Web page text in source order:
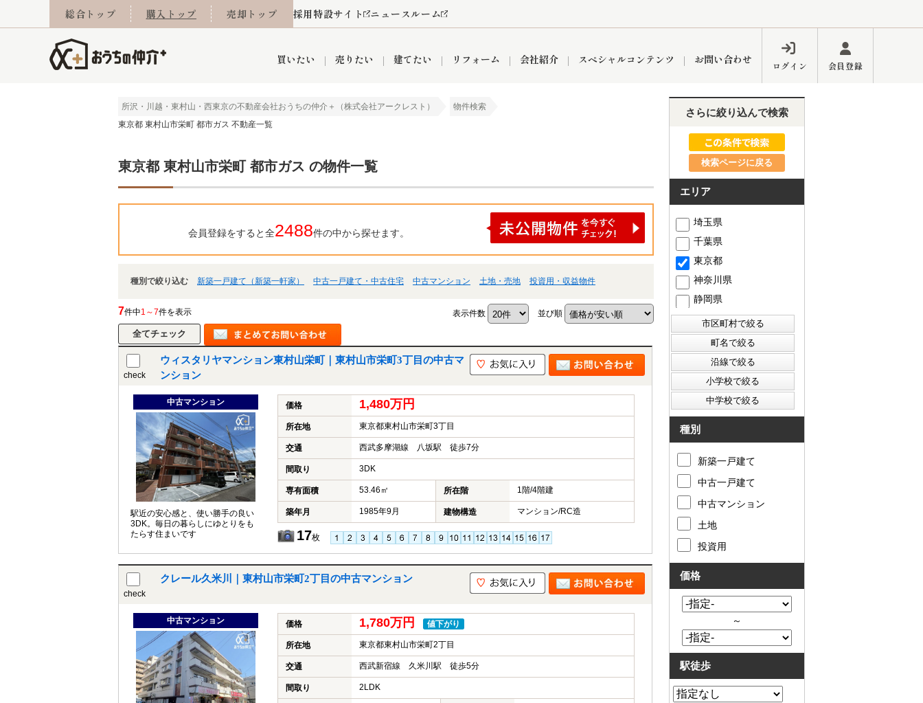
総合トップ 購入トップ 売却トップ 採用特設サイト ニュースルーム
買いたい
川越市 入間市 飯能市 狭山市 ふじみ野市 富士見市 志木市 新座市 朝霞市 西東京市 東村山市 東大和市
小平市
売りたい
練馬区
建てたい リフォーム 会社紹介
インフォメーション ブログ
秋津営業所 東久留米営業所
スペシャルコンテンツ お問い合わせ ログイン 会員登録
所沢・川越・東村山・西東京の不動産会社おうちの仲介＋（株式会社アークレスト）
物件検索
東京都 東村山市栄町 都市ガス 不動産一覧
東京都 東村山市栄町 都市ガス の物件一覧
会員登録をすると全2488件の中から探せます。
種別で絞り込む 新築一戸建て（新築一軒家） 中古一戸建て・中古住宅 中古マンション 土地・売地 投資用・収益物件
7件中1～7件を表示 表示件数 並び順
check
ウィスタリヤマンション東村山栄町｜東村山市栄町3丁目の中古マ
ンション
中古マンション
駅近の安心感と、使い勝手の良い
3DK。毎日の暮らしにゆとりをも
たらす住まいです
価格 1,480万円
所在地 東京都東村山市栄町3丁目
交通 西武多摩湖線 八坂駅 徒歩7分
間取り 3DK
専有面積 53.46㎡ 所在階 1階/4階建
築年月 1985年9月 建物構造 マンション/RC造
17枚
check
クレール久米川｜東村山市栄町2丁目の中古マンション
中古マンション 価格 1,780万円 値下がり
所在地 東京都東村山市栄町2丁目
交通 西武新宿線 久米川駅 徒歩5分
間取り 2LDK
さらに絞り込んで検索
検索ページに戻る
エリア
埼玉県
千葉県
東京都
神奈川県
静岡県
種別
新築一戸建て
中古一戸建て
中古マンション
土地
投資用
価格
～
駅徒歩